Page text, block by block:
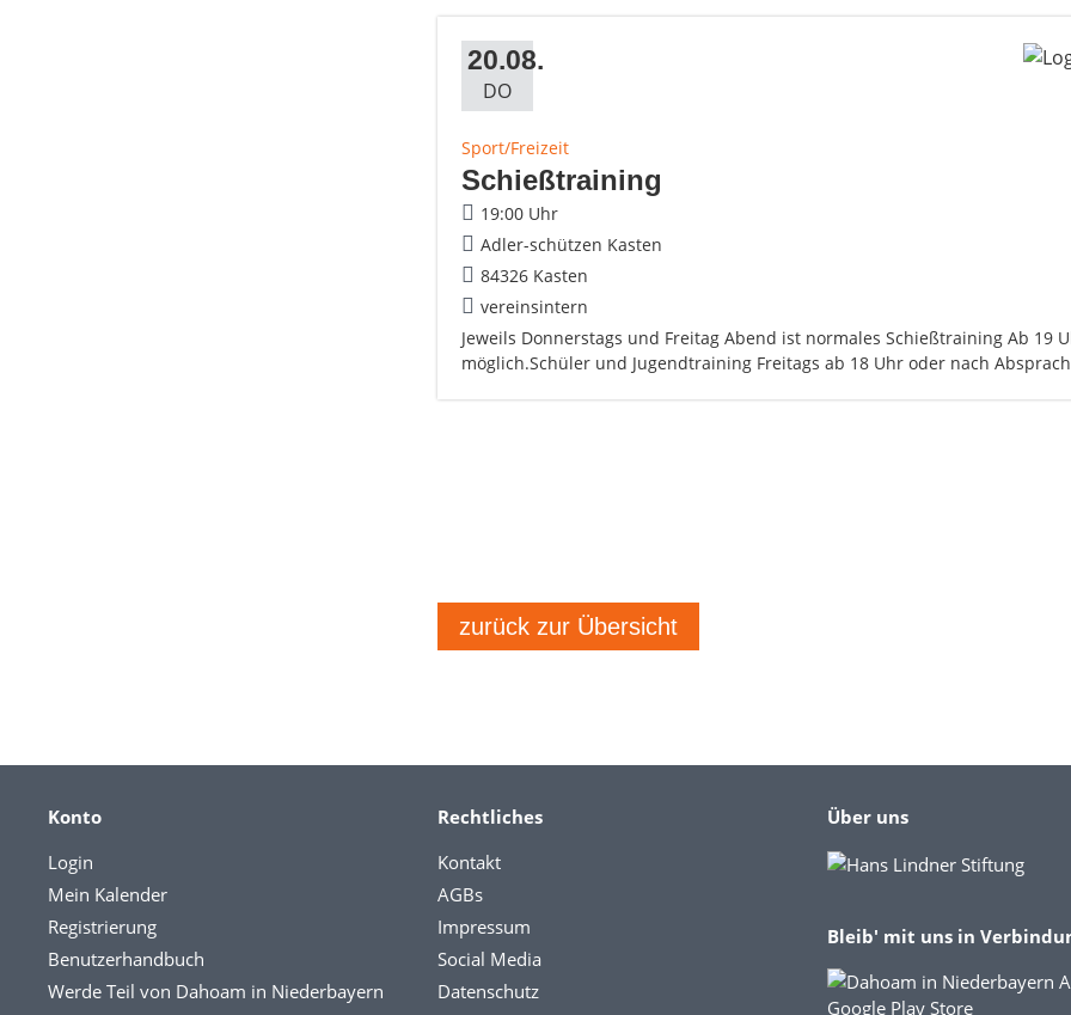
20.08.
DO
Sport/Freizeit
Schießtraining
19:00 Uhr
Adler-schützen Kasten
84326 Kasten
vereinsintern
Jeweils Donnerstags und Freitag Abend ist normales Schießtraining Ab 19
möglich.Schüler und Jugendtraining Freitags ab 18 Uhr oder nach
zurück zur Übersicht
Konto
Login
Mein Kalender
Registrierung
Benutzerhandbuch
Werde Teil von Dahoam in Niederbayern
Rechtliches
Kontakt
AGBs
Impressum
Social Media
Datenschutz
Über uns
Bleib' mit uns in